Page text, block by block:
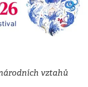
vztahů